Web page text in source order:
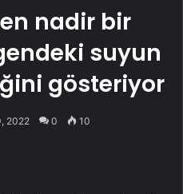
nadir bir
suyun
gösteriyor
2022 0 10